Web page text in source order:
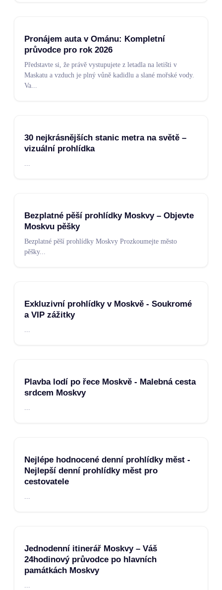
Pronájem auta v Ománu: Kompletní
průvodce pro rok 2026
Představte si, že právě vystupujete z letadla na letišti v
Maskatu a vzduch je plný vůně kadidlu a slané mořské vody.
Va
30 nejkrásnějších stanic metra na světě –
vizuální prohlídka
Bezplatné pěší prohlídky Moskvy – Objevte
Moskvu pěšky
Bezplatné pěší prohlídky Moskvy Prozkoumejte město
pěšky...
Exkluzivní prohlídky v Moskvě - Soukromé
a VIP zážitky
...
Plavba lodí po řece Moskvě - Malebná cesta
srdcem Moskvy
...
Nejlépe hodnocené denní prohlídky měst -
Nejlepší denní prohlídky měst pro
cestovatele
...
Jednodenní itinerář Moskvy – Váš
24hodinový průvodce po hlavních
památkách Moskvy
...